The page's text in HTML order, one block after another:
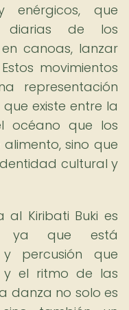
enérgicos, que
diarias de los
canoas, lanzar
movimientos
representación
existe entre la
océano que los
sino que
cultural y
Kiribati Buki es
ya que está
percusión que
y el ritmo de las
danza no solo es